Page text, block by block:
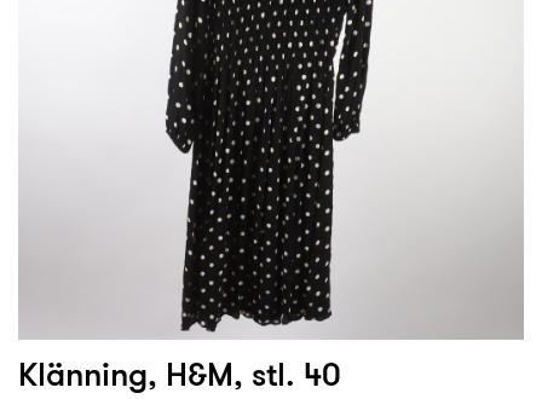
Klänning, H&M, stl. 40